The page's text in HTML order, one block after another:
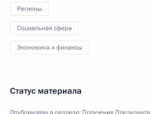
Регионы
Социальная сфера
Экономика и финансы
Статус материала